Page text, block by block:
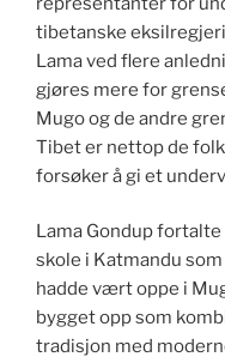
tibetanske
Lama ved flere
gjøres mere for
Mugo og de andre
Tibet er nettop de
forsøker å gi et
Lama Gondup
skole i Katmandu
hadde vært oppe i
bygget opp som
tradisjon med